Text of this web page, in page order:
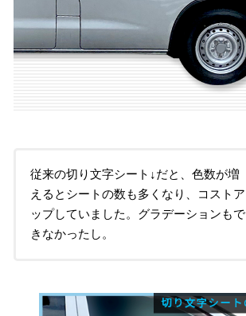
従来の切り文字シート↓だと、色数が増
えるとシートの数も多くなり、コストア
ップしていました。グラデーションもで
きなかったし。